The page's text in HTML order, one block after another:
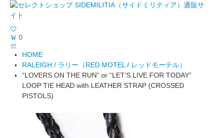
0
HOME
RALEIGH / ラリー（RED MOTEL / レッドモーテル）
“LOVERS ON THE RUN” or “LET’S LIVE FOR TODAY”
LOOP TIE HEAD with LEATHER STRAP (CROSSED
PISTOLS)